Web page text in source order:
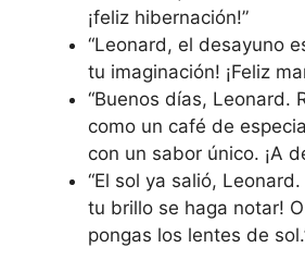
¡feliz hibernación!”
“Leonard, el desayuno
tu imaginación! ¡Feliz
“Buenos días, Leonard.
como un café de
con un sabor único. ¡A
“El sol ya salió,
tu brillo se haga notar!
pongas los lentes de